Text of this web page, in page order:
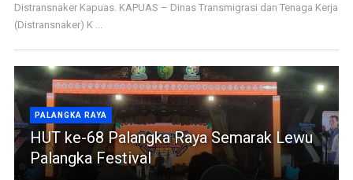
Distransnaker Kapuas. KAPUAS – Dinas Transmigrasi dan Tenaga Kerja
(Distransnaker) K ...
PALANGKA RAYA
HUT ke-68 Palangka Raya Semarak Lewu
Palangka Festival